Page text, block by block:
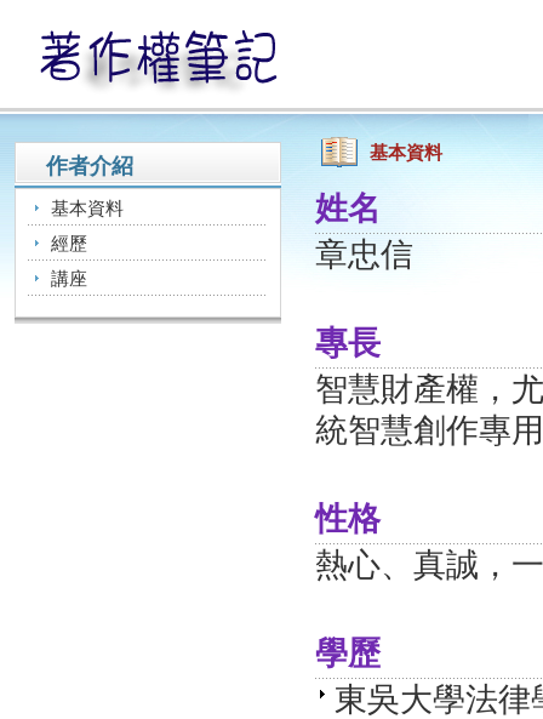
作者介紹
基本資料
經歷
講座
基本資料
姓名
章忠信
專長
智慧財產權，
統智慧創作專
性格
熱心、真誠，
學歷
東吳大學法律